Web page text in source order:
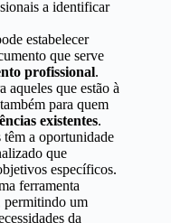
a identificar
estabelecer
que serve
profissional.
aqueles que estão à
para quem
existentes.
a oportunidade
que
específicos.
ferramenta
permitindo um
da